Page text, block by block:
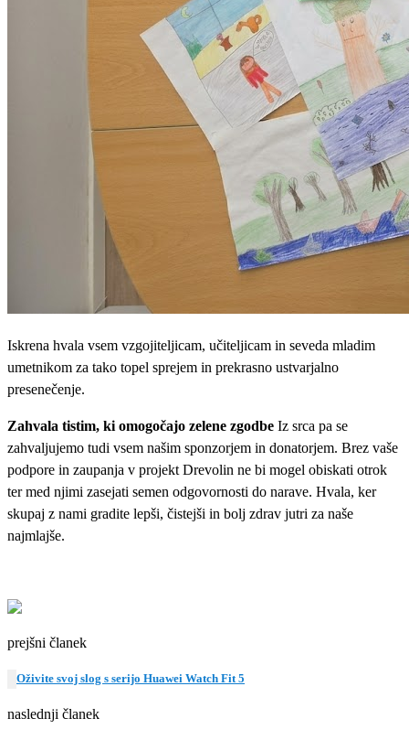
Iskrena hvala vsem vzgojiteljicam, učiteljicam in seveda mladim
umetnikom za tako topel sprejem in prekrasno ustvarjalno
presenečenje.
Zahvala tistim, ki omogočajo zelene zgodbe Iz srca pa se
zahvaljujemo tudi vsem našim sponzorjem in donatorjem. Brez vaše
podpore in zaupanja v projekt Drevolin ne bi mogel obiskati otrok
ter med njimi zasejati semen odgovornosti do narave. Hvala, ker
skupaj z nami gradite lepši, čistejši in bolj zdrav jutri za naše
najmlajše.
prejšni članek
Oživite svoj slog s serijo Huawei Watch Fit 5
naslednji članek